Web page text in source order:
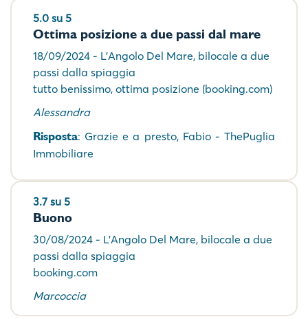
5.0 su 5
Ottima posizione a due passi dal mare
18/09/2024 - L'Angolo Del Mare, bilocale a due
passi dalla spiaggia
tutto benissimo, ottima posizione (booking.com)
Alessandra
Risposta: Grazie e a presto, Fabio - ThePuglia
Immobiliare
3.7 su 5
Buono
30/08/2024 - L'Angolo Del Mare, bilocale a due
passi dalla spiaggia
booking.com
Marcoccia